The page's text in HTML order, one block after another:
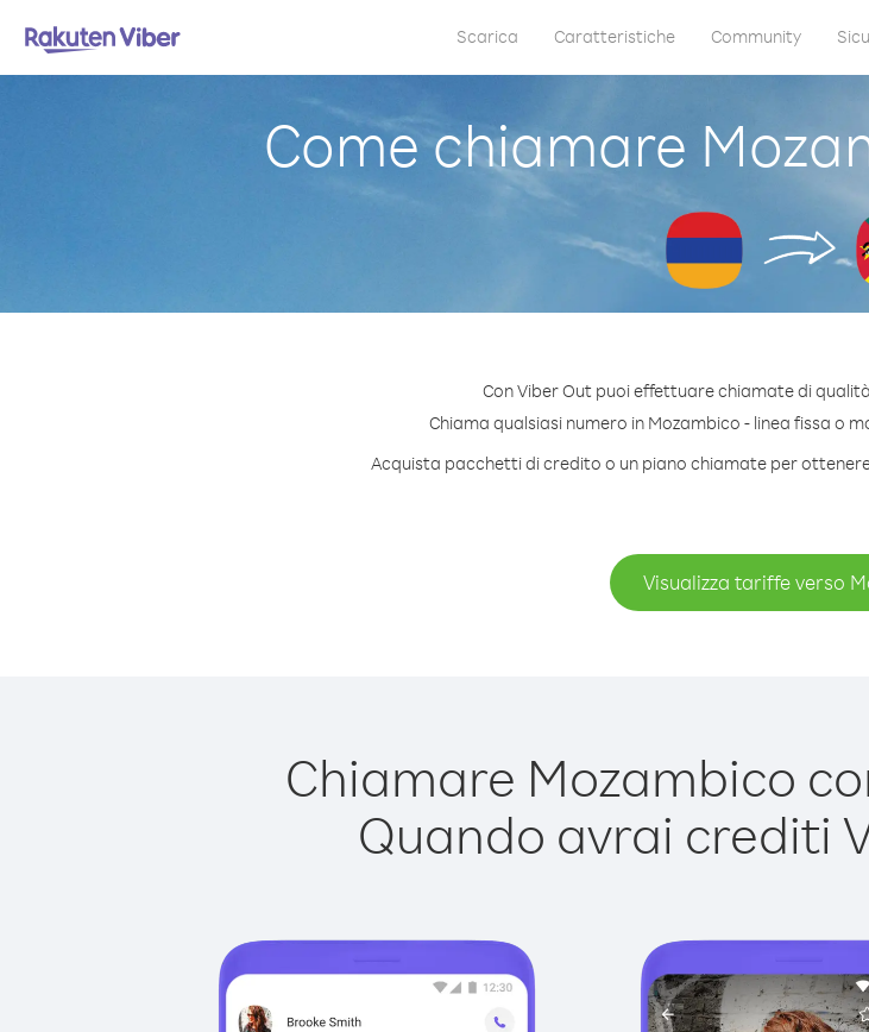
Scarica Caratteristiche Community
Come chiamare
Con Viber Out puoi effettuare chiamate di
Chiama qualsiasi numero in Mozambico - linea fissa o
Acquista pacchetti di credito o un piano chiamate per
Visualizza tariffe verso
Chiamare Mozambico
Quando avrai crediti